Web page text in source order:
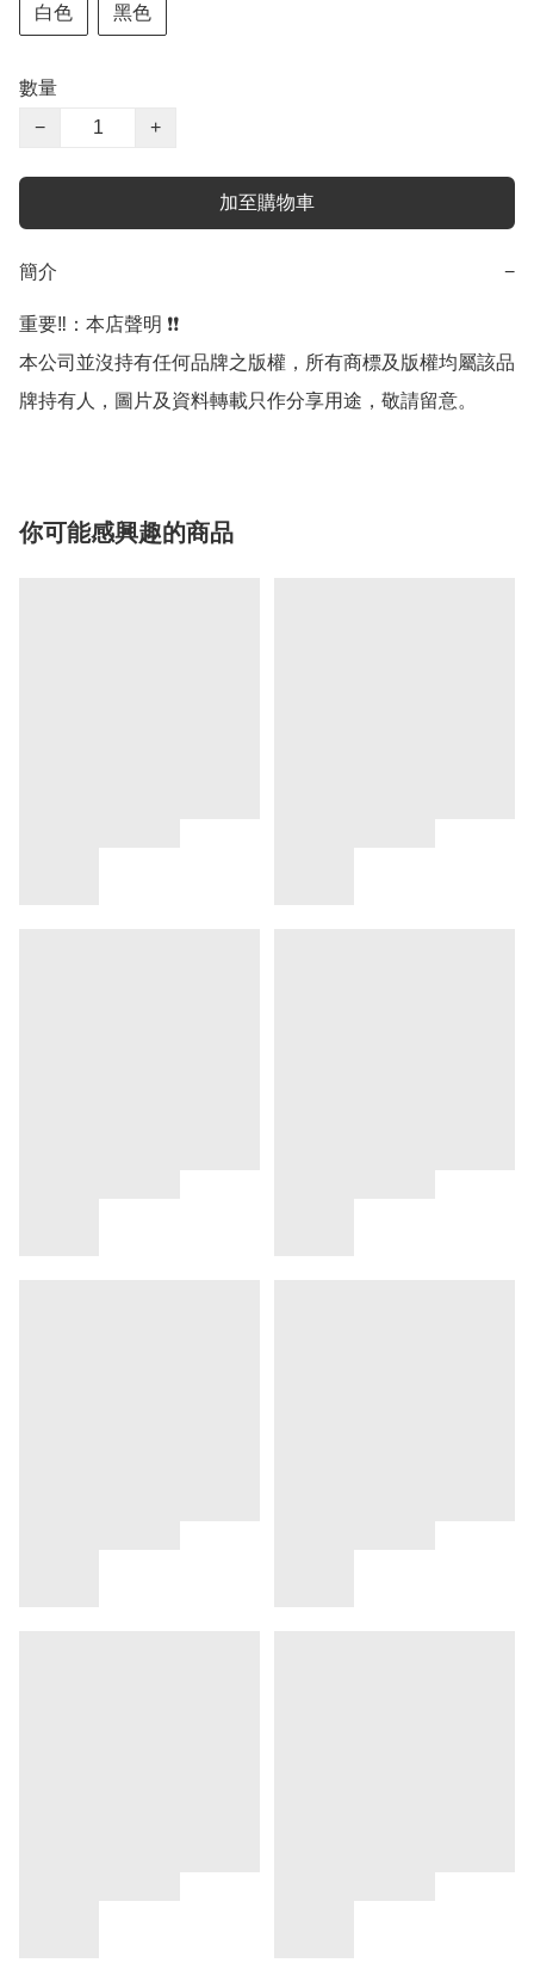
白色 黑色
數量
−
+
加至購物車
簡介 −
重要‼️：本店聲明 ❗️❗️
本公司並沒持有任何品牌之版權，所有商標及版權均屬該品
牌持有人，圖片及資料轉載只作分享用途，敬請留意。
你可能感興趣的商品